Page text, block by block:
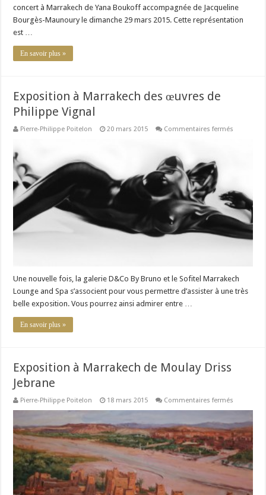
concert à Marrakech de Yana Boukoff accompagnée de Jacqueline
Bourgès-Maunoury le dimanche 29 mars 2015. Cette représentation
est …
En savoir plus »
Exposition à Marrakech des œuvres de
Philippe Vignal
Pierre-Philippe Poitelon 20 mars 2015 Commentaires fermés
Vignal
Une nouvelle fois, la galerie D&Co By Bruno et le Sofitel Marrakech
Lounge and Spa s’associent pour vous permettre d’assister à une très
belle exposition. Vous pourrez ainsi admirer entre …
En savoir plus »
Exposition à Marrakech de Moulay Driss
Jebrane
Pierre-Philippe Poitelon 18 mars 2015 Commentaires fermés
Marrakech
de
Moulay
Driss
Jebrane